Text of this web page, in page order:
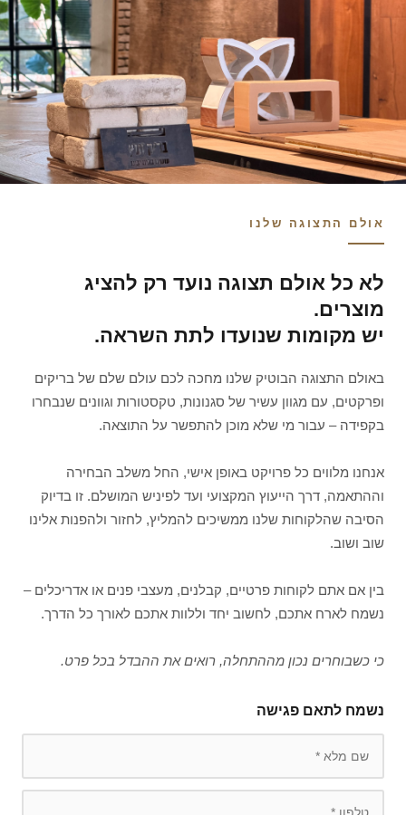
אולם התצוגה שלנו
לא כל אולם תצוגה נועד רק להציג
מוצרים.
יש מקומות שנועדו לתת השראה.
באולם התצוגה הבוטיק שלנו מחכה לכם עולם שלם של בריקים
ופרקטים, עם מגוון עשיר של סגנונות, טקסטורות וגוונים שנבחרו
בקפידה – עבור מי שלא מוכן להתפשר על התוצאה.
אנחנו מלווים כל פרויקט באופן אישי, החל משלב הבחירה
וההתאמה, דרך הייעוץ המקצועי ועד לפיניש המושלם. זו בדיוק
הסיבה שהלקוחות שלנו ממשיכים להמליץ, לחזור ולהפנות אלינו
שוב ושוב.
בין אם אתם לקוחות פרטיים, קבלנים, מעצבי פנים או אדריכלים –
נשמח לארח אתכם, לחשוב יחד וללוות אתכם לאורך כל הדרך.
כי כשבוחרים נכון מההתחלה, רואים את ההבדל בכל פרט.
נשמח לתאם פגישה